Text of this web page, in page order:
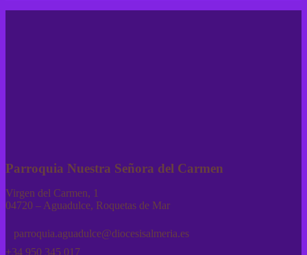
Parroquia Nuestra Señora del Carmen
Virgen del Carmen, 1
04720 – Aguadulce, Roquetas de Mar
parroquia.aguadulce@diocesisalmeria.es
+34 950 345 017